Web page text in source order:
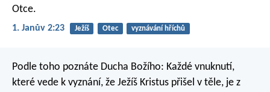
Otce.
1. Janův 2:23 Ježíš Otec vyznávání hříchů
Podle toho poznáte Ducha Božího: Každé vnuknutí,
které vede k vyznání, že Ježíš Kristus přišel v těle, je z